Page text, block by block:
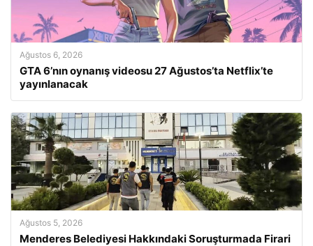
Ağustos 6, 2026
GTA 6’nın oynanış videosu 27 Ağustos’ta Netflix’te
yayınlanacak
Ağustos 5, 2026
Menderes Belediyesi Hakkındaki Soruşturmada Firari